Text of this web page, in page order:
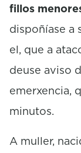
fillos
dispoñíase a
el, que a
deuse aviso
emerxencia,
minutos.
A muller,